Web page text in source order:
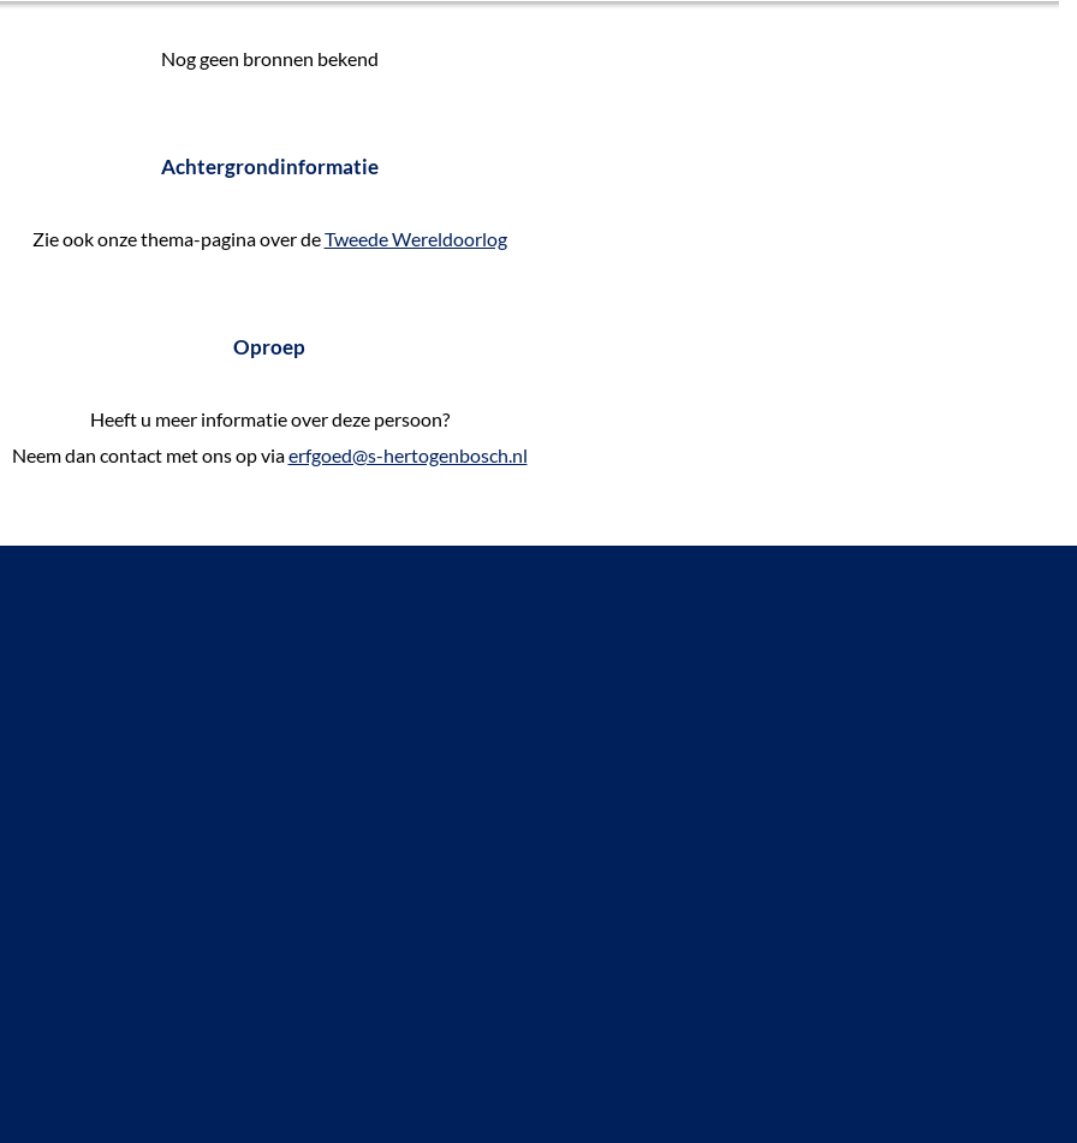
Nog geen bronnen bekend
Achtergrondinformatie
Zie ook onze thema-pagina over deTweede Wereldoorlog
Oproep
Heeft u meer informatie over deze persoon?
Neem dan contact met ons op viaerfgoed@s-hertogenbosch.nl